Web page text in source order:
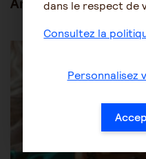
Articles en lien
Être accompagné au quotidien
dans le respect de
Consultez la
Personnalisez